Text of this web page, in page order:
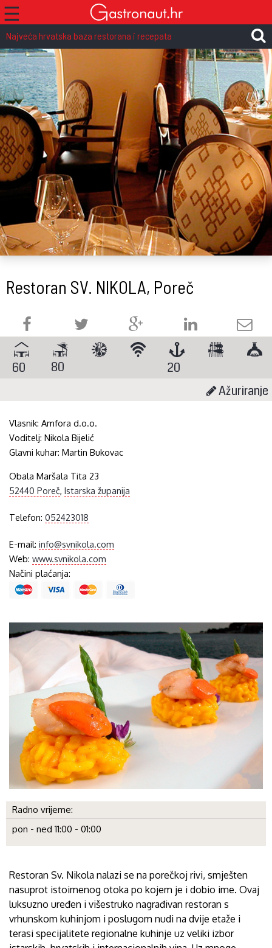
☰
Najveća hrvatska baza restorana i recepata
Restoran SV. NIKOLA, Poreč
60 80
20
Ažuriranje
Vlasnik:Amfora d.o.o.
Voditelj:Nikola Bijelić
Glavni kuhar:Martin Bukovac
Obala Maršala Tita 23
52440 Poreč,Istarska županija
Telefon:052423018
E-mail:info@svnikola.com
Web:www.svnikola.com
Načini plaćanja:
Radno vrijeme:
pon - ned 11:00 - 01:00
Restoran Sv. Nikola nalazi se na porečkoj rivi, smješten
nasuprot istoimenog otoka po kojem je i dobio ime. Ovaj
luksuzno uređen i višestruko nagrađivan restoran s
vrhunskom kuhinjom i poslugom nudi na dvije etaže i
terasi specijalitete regionalne kuhinje uz veliki izbor